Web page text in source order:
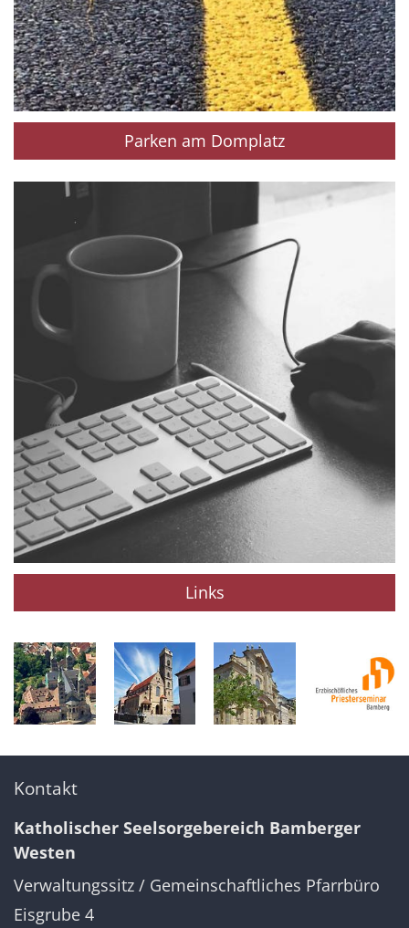
Parken am Domplatz
Links
Kontakt
Katholischer Seelsorgebereich Bamberger
Westen
Verwaltungssitz / Gemeinschaftliches Pfarrbüro
Eisgrube 4